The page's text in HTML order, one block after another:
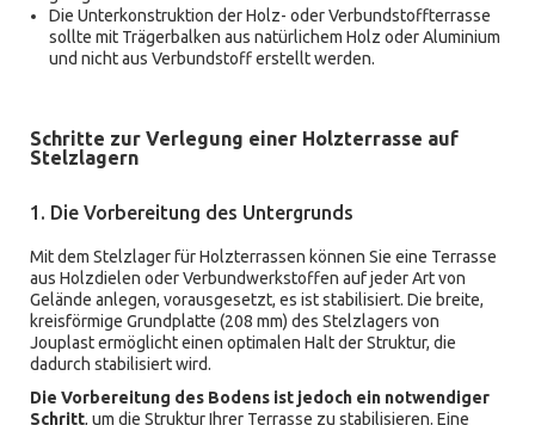
Die Unterkonstruktion der Holz- oder Verbundstoffterrasse
sollte mit Trägerbalken aus natürlichem Holz oder Aluminium
und nicht aus Verbundstoff erstellt werden.
Schritte zur Verlegung einer Holzterrasse auf
Stelzlagern
1. Die Vorbereitung des Untergrunds
Mit dem Stelzlager für Holzterrassen können Sie eine Terrasse
aus Holzdielen oder Verbundwerkstoffen auf jeder Art von
Gelände anlegen, vorausgesetzt, es ist stabilisiert. Die breite,
kreisförmige Grundplatte (208 mm) des Stelzlagers von
Jouplast ermöglicht einen optimalen Halt der Struktur, die
dadurch stabilisiert wird.
Die Vorbereitung des Bodens ist jedoch ein notwendiger
Schritt, um die Struktur Ihrer Terrasse zu stabilisieren. Eine